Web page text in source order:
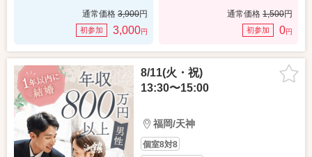
通常価格 3,900円
初参加 3,000円
通常価格 1,500円
初参加 0円
8/11(火・祝)
13:30〜15:00
福岡/天神
個室8対8